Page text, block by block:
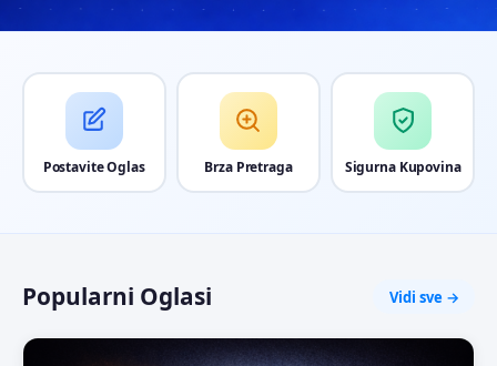
Postavite Oglas Brza Pretraga Sigurna Kupovina
Popularni Oglasi Vidi sve →